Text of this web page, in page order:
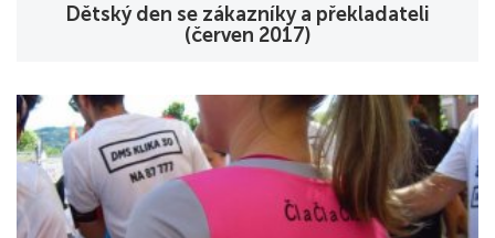
Dětský den se zákazníky a překladateli
(červen 2017)